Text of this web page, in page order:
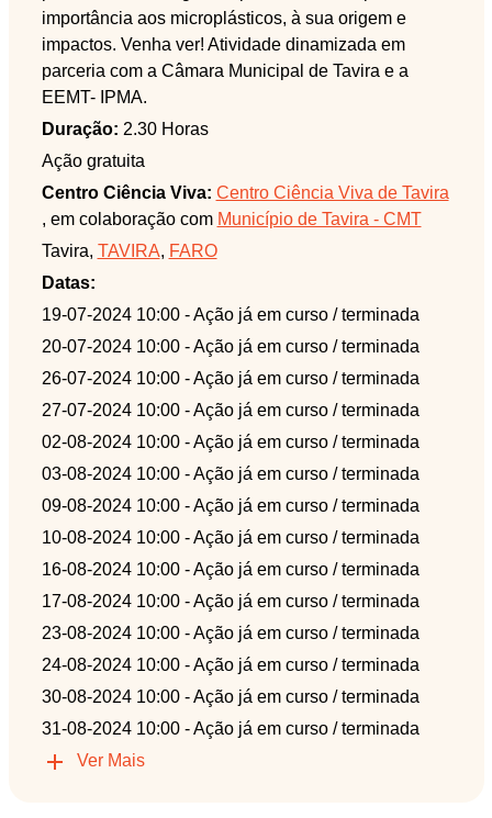
importância aos microplásticos, à sua origem e
impactos. Venha ver! Atividade dinamizada em
parceria com a Câmara Municipal de Tavira e a
EEMT- IPMA.
Duração: 2.30 Horas
Ação gratuita
Centro Ciência Viva: Centro Ciência Viva de Tavira
, em colaboração com Município de Tavira - CMT
Tavira, TAVIRA, FARO
Datas:
19-07-2024 10:00 - Ação já em curso / terminada
20-07-2024 10:00 - Ação já em curso / terminada
26-07-2024 10:00 - Ação já em curso / terminada
27-07-2024 10:00 - Ação já em curso / terminada
02-08-2024 10:00 - Ação já em curso / terminada
03-08-2024 10:00 - Ação já em curso / terminada
09-08-2024 10:00 - Ação já em curso / terminada
10-08-2024 10:00 - Ação já em curso / terminada
16-08-2024 10:00 - Ação já em curso / terminada
17-08-2024 10:00 - Ação já em curso / terminada
23-08-2024 10:00 - Ação já em curso / terminada
24-08-2024 10:00 - Ação já em curso / terminada
30-08-2024 10:00 - Ação já em curso / terminada
31-08-2024 10:00 - Ação já em curso / terminada
Ver Mais